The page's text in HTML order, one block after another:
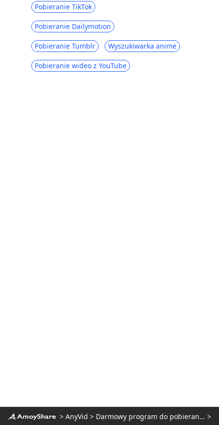
Najlepsze strony takie jak SolarMovie do
oglądania i pobierania filmów
Hulu vs Amazon Prime: porównanie
kompleksowe [2023]
Top 5 witryn takich jak Tubi TV: bezpłatne
10 najlepszych alternatyw
Pobieranie TikTok
Pobieranie Dailymotion
Pobieranie Tumblr Wyszukiwarka anime
Pobieranie wideo z YouTube
> AnyVid > Darmowy program do pobierania wideo >